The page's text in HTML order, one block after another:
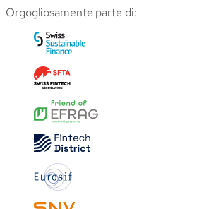
Orgogliosamente parte di: